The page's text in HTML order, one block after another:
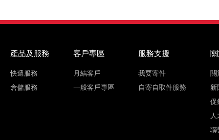
產品及服務
快遞服務
倉儲服務
客戶專區
月結客戶
一般客戶專區
服務支援
我要寄件
自寄自取件服務
關
新
促
聯